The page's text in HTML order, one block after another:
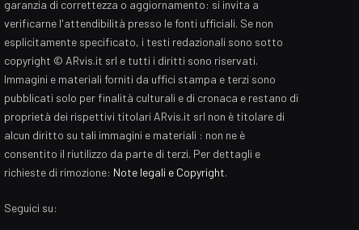
garanzia di correttezza o aggiornamento: si invita a
verificarne l'attendibilità presso le fonti ufficiali. Se non
esplicitamente specificato, i testi redazionali sono sotto
copyright © ARvis.it srl e tutti i diritti sono riservati.
Immagini e materiali forniti da uffici stampa e terzi sono
pubblicati solo per finalità culturali e di cronaca e restano di
proprietà dei rispettivi titolari ARvis.it srl non è titolare di
alcun diritto su tali immagini e materiali : non ne è
consentito il riutilizzo da parte di terzi. Per dettagli e
richieste di rimozione: Note legali e Copyright.
Seguici su: